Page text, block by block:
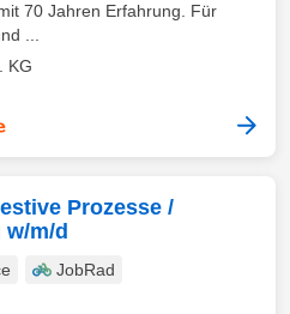
70 Jahren Erfahrung. Für
...
KG
Prozesse /
m/d
JobRad